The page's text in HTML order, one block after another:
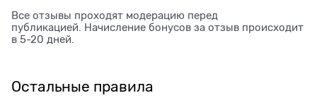
Все отзывы проходят модерацию перед
публикацией. Начисление бонусов за отзыв происходит
в 5-20 дней.
Остальные правила